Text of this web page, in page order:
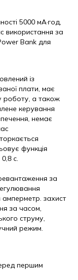
5000 мА·год,
використання за
Bank для
із
плати, має
роботу, а також
керування
немає
функція
с.
за
захист
за часом,
струму,
режим.
першим